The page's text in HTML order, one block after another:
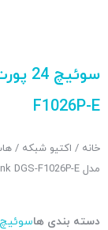
F1026P-E
خانه / اکتیو شبکه /
مدل D-Link DGS-F1026P-E
دسته بندی هاسوئیچ POE